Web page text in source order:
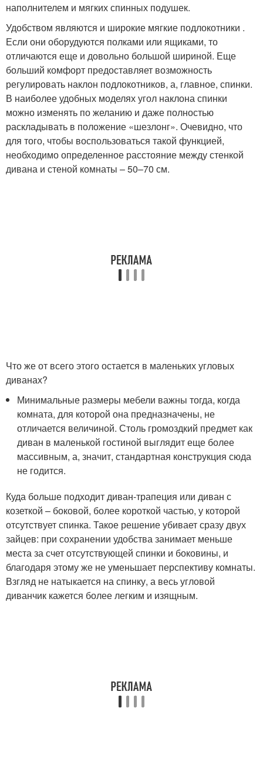
наполнителем и мягких спинных подушек.
Удобством являются и широкие мягкие подлокотники .
Если они оборудуются полками или ящиками, то
отличаются еще и довольно большой шириной. Еще
больший комфорт предоставляет возможность
регулировать наклон подлокотников, а, главное, спинки.
В наиболее удобных моделях угол наклона спинки
можно изменять по желанию и даже полностью
раскладывать в положение «шезлонг». Очевидно, что
для того, чтобы воспользоваться такой функцией,
необходимо определенное расстояние между стенкой
дивана и стеной комнаты – 50–70 см.
Что же от всего этого остается в маленьких угловых
диванах?
Минимальные размеры мебели важны тогда, когда
комната, для которой она предназначены, не
отличается величиной. Столь громоздкий предмет как
диван в маленькой гостиной выглядит еще более
массивным, а, значит, стандартная конструкция сюда
не годится.
Куда больше подходит диван-трапеция или диван с
козеткой – боковой, более короткой частью, у которой
отсутствует спинка. Такое решение убивает сразу двух
зайцев: при сохранении удобства занимает меньше
места за счет отсутствующей спинки и боковины, и
благодаря этому же не уменьшает перспективу комнаты.
Взгляд не натыкается на спинку, а весь угловой
диванчик кажется более легким и изящным.